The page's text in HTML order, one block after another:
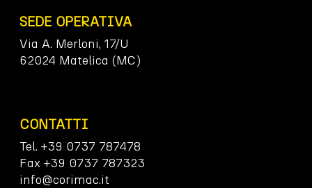
SEDE OPERATIVA
Via A. Merloni, 17/U
62024 Matelica (MC)
CONTATTI
Tel. +39 0737 787478
Fax +39 0737 787323
info@corimac.it